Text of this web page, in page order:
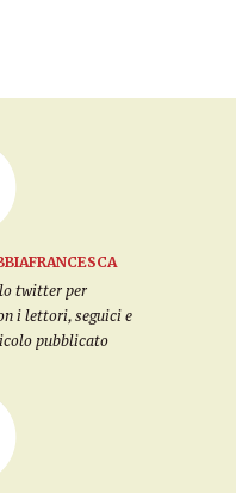
twitter per
i lettori, seguici e
pubblicato